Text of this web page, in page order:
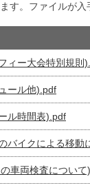
す。ファイルが
ィー大会特別規則
ール他).pdf
ル時間表).pdf
バイクによる移動
車両検査について